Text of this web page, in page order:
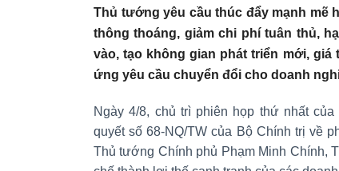
Thủ tướng yêu cầu thúc đẩy mạnh mẽ
thông thoáng, giảm chi phí tuân thủ,
vào, tạo không gian phát triển mới,
ứng yêu cầu chuyển đổi cho doanh
Ngày 4/8, chủ trì phiên họp thứ nhất
quyết số 68-NQ/TW của Bộ Chính trị về
Thủ tướng Chính phủ Phạm Minh Chính,